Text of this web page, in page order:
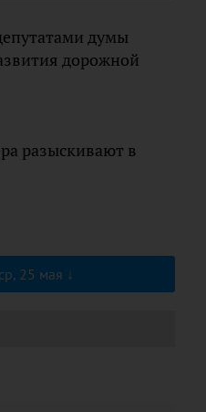
думы
дорожной
разыскивают в
ср, 25 мая